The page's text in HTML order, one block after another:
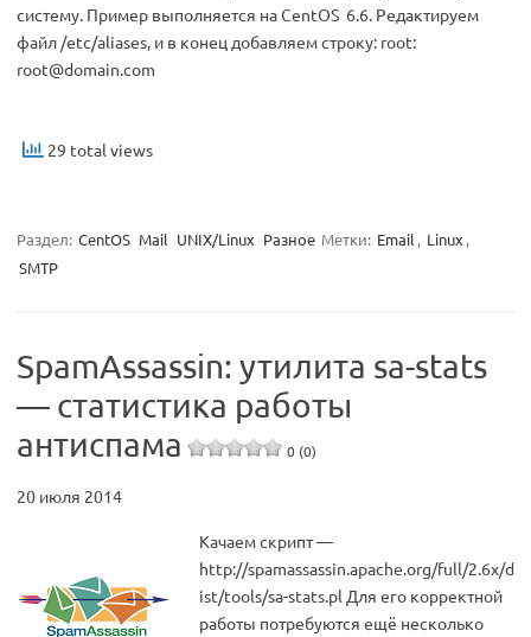
систему. Пример выполняется на CentOS 6.6. Редактируем
файл /etc/aliases, и в конец добавляем строку: root:
root@domain.com
29 total views
Раздел: CentOS Mail UNIX/Linux Разное Метки: Email , Linux ,
SMTP
SpamAssassin: утилита sa-stats
— статистика работы
антиспама
0 (0)
20 июля 2014
Качаем скрипт —
http://spamassassin.apache.org/full/2.6x/d
ist/tools/sa-stats.pl Для его корректной
работы потребуются ещё несколько